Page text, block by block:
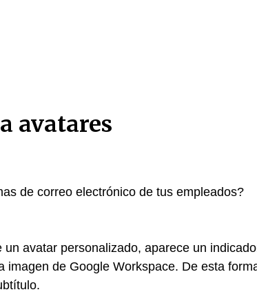
avatares
de correo electrónico de tus empleados?
avatar personalizado, aparece un
de Google Workspace. De esta